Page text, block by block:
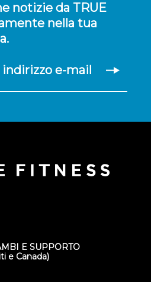
notizie da TRUE
nella tua
e-mail
E SUPPORTO
e Canada)